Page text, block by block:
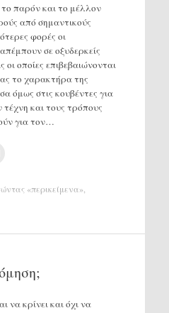
παρόν και το μέλλον
από σημαντικούς
φορές οι
σε οξυδερκείς
οποίες επιβεβαιώνονται
το χαρακτήρα της
όμως στις κουβέντες για
τέχνη και τους τρόπους
για τον…
«περικείμενα»
να κρίνει και όχι να